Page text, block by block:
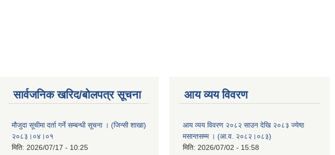
सार्वजनिक खरिद/बोलपत्र सूचना
मौजुदा सूचीमा दर्ता गर्ने सम्बन्धी सूचना । (जिन्सी शाखा)
२०८३।०४।०१
मिति: 2026/07/17 - 10:25
आय व्यय विवरण
आय व्यय विवरण २०८२ साउन देखि २०८३ ज्येष्ठ
मसान्तसम्म । (आ.व. २०८२।०८३)
मिति: 2026/07/02 - 15:58